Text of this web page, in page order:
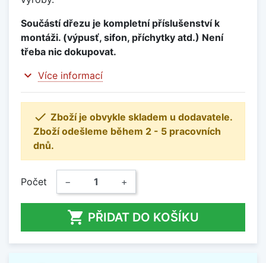
Součástí dřezu je kompletní příslušenství k
montáži. (výpusť, sifon, příchytky atd.) Není
třeba nic dokupovat.
expand_more Více informací
 Zboží je obvykle skladem u dodavatele.
Zboží odešleme během 2 - 5 pracovních
dnů.
Počet − +
 PŘIDAT DO KOŠÍKU